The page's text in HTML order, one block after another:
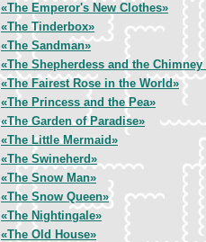
«The Emperor's New Clothes»
«The Tinderbox»
«The Sandman»
«The Shepherdess and the Chimney
«The Fairest Rose in the World»
«The Princess and the Pea»
«The Garden of Paradise»
«The Little Mermaid»
«The Swineherd»
«The Snow Man»
«The Snow Queen»
«The Nightingale»
«The Old House»